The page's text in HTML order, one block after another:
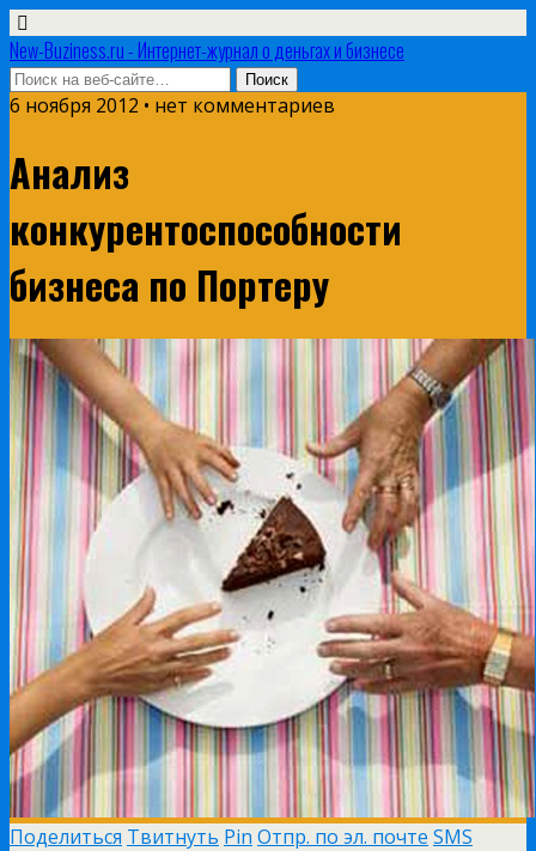
New-Buziness.ru - Интернет-журнал о деньгах и бизнесе
6 ноября 2012 • нет комментариев
Анализ
конкурентоспособности
бизнеса по Портеру
Поделиться Твитнуть Pin Отпр. по эл. почте SMS